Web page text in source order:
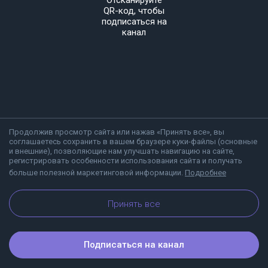
Продолжив просмотр сайта или нажав «Принять все», вы
соглашаетесь сохранить в вашем браузере куки-файлы (основные
и внешние), позволяющие нам улучшать навигацию на сайте,
регистрировать особенности использования сайта и получать
больше полезной маркетинговой информации. Подробнее
Принять все
QR-код, чтобы
подписаться на
канал
О Viber Блог
Подписаться на канал